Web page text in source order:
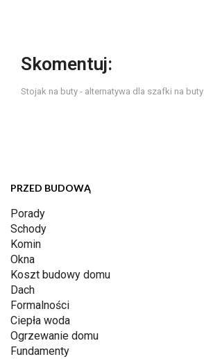
Skomentuj:
Stojak na buty - alternatywa dla szafki na buty
PRZED BUDOWĄ
Porady
Schody
Komin
Okna
Koszt budowy domu
Dach
Formalności
Ciepła woda
Ogrzewanie domu
Fundamenty